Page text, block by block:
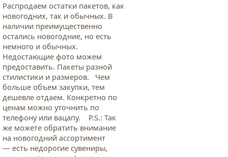
Распродаем остатки пакетов, как
новогодних, так и обычных. В
наличии преимущественно
остались новогодние, но есть
немного и обычных.
Недостающие фото можем
предоставить. Пакеты разной
стилистики и размеров. Чем
больше объем закупки, тем
дешевле отдаем. Конкретно по
ценам можно уточнить по
телефону или вацапу. Р.S.: Так
же можете обратить внимание
на новогодний ассортимент
— есть недорогие сувениры,